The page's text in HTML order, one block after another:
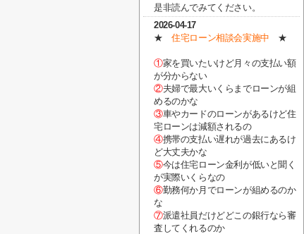
是非読んでみてください。
2026-04-17
★住宅ローン相談会実施中 ★
①家を買いたいけど月々の支払い額
が分からない
②夫婦で最大いくらまでローンが組
めるのかな
③車やカードのローンがあるけど住
宅ローンは減額されるの
④携帯の支払い遅れが過去にあるけ
ど大丈夫かな
⑤今は住宅ローン金利が低いと聞く
が実際いくらなの
⑥勤務何か月でローンが組めるのか
な
⑦派遣社員だけどどこの銀行なら審
査してくれるのか